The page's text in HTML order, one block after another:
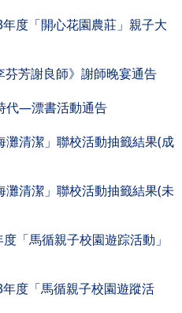
度「開心花園農莊」親子大
芬芳謝良師》謝師晚宴通告
代—漂書活動通告
灘清潔」聯校活動抽籤結果(成
灘清潔」聯校活動抽籤結果(未
「馬循親子校園遊踪活動」
度「馬循親子校園遊蹤活